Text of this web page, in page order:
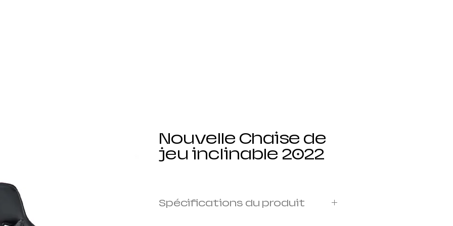
Nouvelle Chaise de
jeu inclinable 2022
Spécifications du produit